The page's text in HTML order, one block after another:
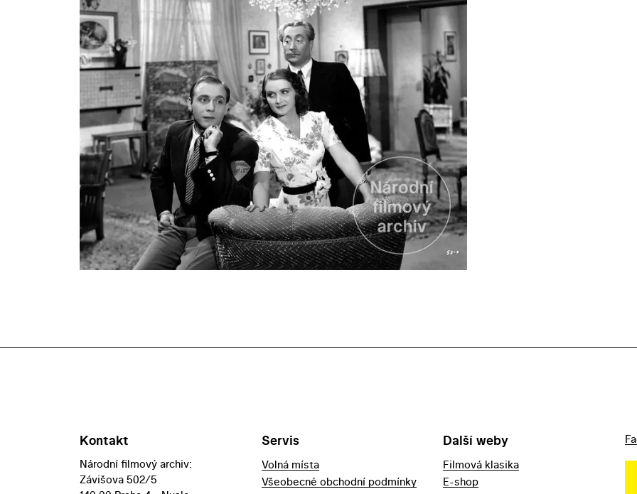
Kontakt
Národní filmový archiv:
Závišova 502/5
Servis
Volná místa
Všeobecné obchodní podmínky
Další weby
Filmová klasika
E-shop